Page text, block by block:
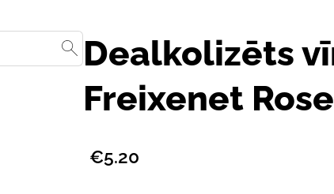
Dealkolizēts
Freixenet
€5.20